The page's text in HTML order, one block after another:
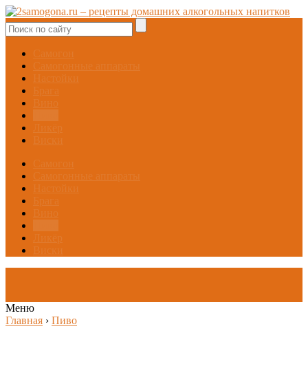
Самогон
Самогонные аппараты
Настойки
Брага
Вино
Ликёр
Виски
Самогон
Самогонные аппараты
Настойки
Брага
Вино
Ликёр
Виски
Меню
Главная › Пиво